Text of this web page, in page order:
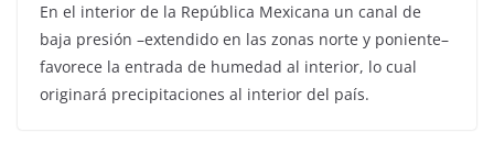
En el interior de la República Mexicana un canal de
baja presión –extendido en las zonas norte y poniente–
favorece la entrada de humedad al interior, lo cual
originará precipitaciones al interior del país.